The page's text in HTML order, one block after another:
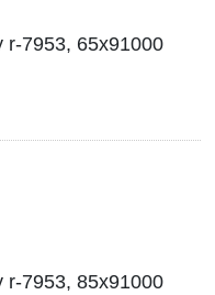
r-7953, 65x91000
r-7953, 85x91000